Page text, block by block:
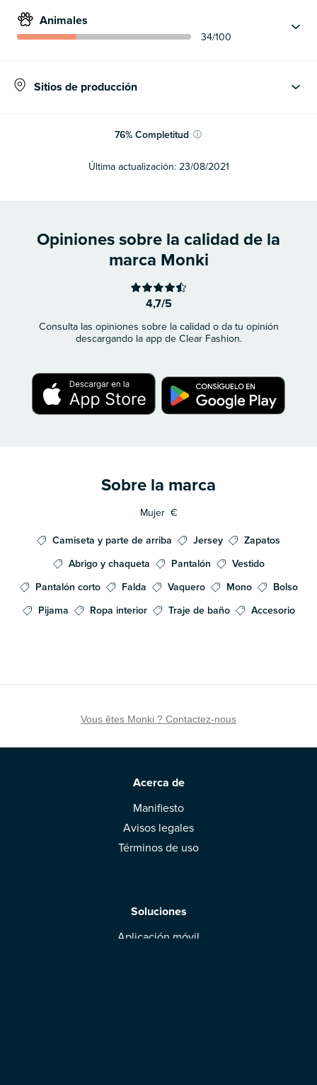
Animales
34/100
Sitios de producción
76%Completitud ⓘ
Última actualización: 23/08/2021
Opiniones sobre la calidad de la
marca Monki
4,7/5
Consulta las opiniones sobre la calidad o da tu opinión
descargando la app de Clear Fashion.
Sobre la marca
Mujer €
Camiseta y parte de arriba Jersey
Zapatos
Abrigo y chaqueta
Pantalón
Vestido
Pantalón corto
Falda Vaquero Mono
Bolso
Pijama
Ropa interior Traje de baño Accesorio
Vous êtes Monki ? Contactez-nous
Acerca de
Manifiesto
Avisos legales
Términos de uso
Soluciones
Aplicación móvil